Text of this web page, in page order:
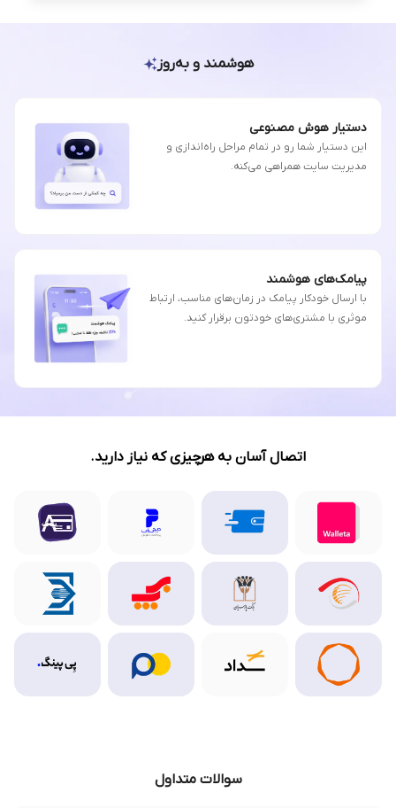
هوشمند و به‌روز
دستیار هوش مصنوعی
این دستیار شما رو در تمام مراحل راه‌اندازی و
مدیریت سایت همراهی می‌کنه.
پیامک‌های هوشمند
با ارسال خودکار پیامک در زمان‌های مناسب، ارتباط
موثری با مشتری‌های خودتون برقرار کنید.
اتصال آسان به هرچیزی که نیاز دارید.
سوالات متداول